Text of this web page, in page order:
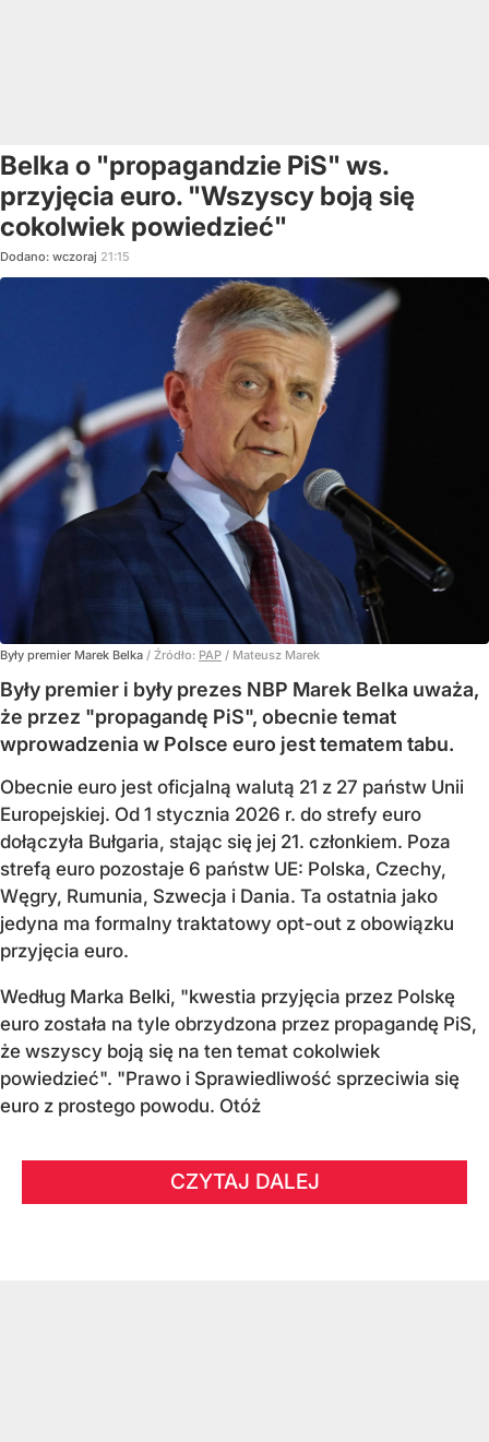
Belka o "propagandzie PiS" ws.
przyjęcia euro. "Wszyscy boją się
cokolwiek powiedzieć"
Dodano: wczoraj 21:15
Były premier Marek Belka / Źródło: PAP / Mateusz Marek
Były premier i były prezes NBP Marek Belka uważa,
że przez "propagandę PiS", obecnie temat
wprowadzenia w Polsce euro jest tematem tabu.
Obecnie euro jest oficjalną walutą 21 z 27 państw Unii
Europejskiej. Od 1 stycznia 2026 r. do strefy euro
dołączyła Bułgaria, stając się jej 21. członkiem. Poza
strefą euro pozostaje 6 państw UE: Polska, Czechy,
Węgry, Rumunia, Szwecja i Dania. Ta ostatnia jako
jedyna ma formalny traktatowy opt-out z obowiązku
przyjęcia euro.
Według Marka Belki, "kwestia przyjęcia przez Polskę
euro została na tyle obrzydzona przez propagandę PiS,
że wszyscy boją się na ten temat cokolwiek
powiedzieć". "Prawo i Sprawiedliwość sprzeciwia się
euro z prostego powodu. Otóż
CZYTAJ DALEJ